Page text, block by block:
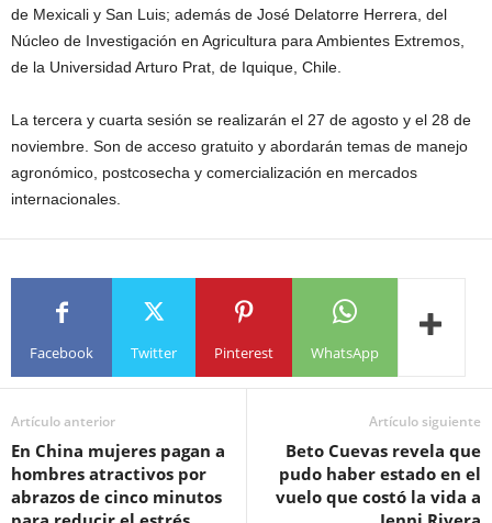
de Mexicali y San Luis; además de José Delatorre Herrera, del
Núcleo de Investigación en Agricultura para Ambientes Extremos,
de la Universidad Arturo Prat, de Iquique, Chile.
La tercera y cuarta sesión se realizarán el 27 de agosto y el 28 de
noviembre. Son de acceso gratuito y abordarán temas de manejo
agronómico, postcosecha y comercialización en mercados
internacionales.
Facebook Twitter Pinterest WhatsApp
Artículo anterior
En China mujeres pagan a
hombres atractivos por
abrazos de cinco minutos
Artículo siguiente
Beto Cuevas revela que
pudo haber estado en el
vuelo que costó la vida a